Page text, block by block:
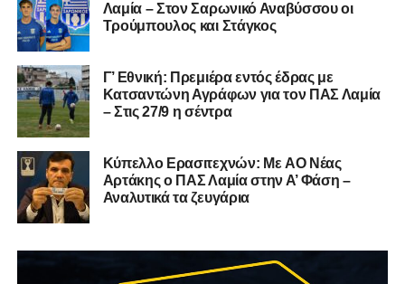
Λαμία – Στον Σαρωνικό Αναβύσσου οι
Τρούμπουλος και Στάγκος
Γ’ Εθνική: Πρεμιέρα εντός έδρας με
Κατσαντώνη Αγράφων για τον ΠΑΣ Λαμία
– Στις 27/9 η σέντρα
Kύπελλο Ερασιτεχνών: Με AO Nέας
Αρτάκης ο ΠΑΣ Λαμία στην Α’ Φάση –
Αναλυτικά τα ζευγάρια